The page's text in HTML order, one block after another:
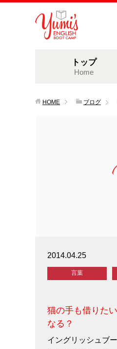
トップ
Home
HOME ブログ
2014.04.25
言葉
猫の手も借りた
なる？
イングリッシュブ